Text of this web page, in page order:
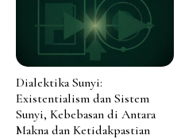
Dialektika Sunyi:
Existentialism dan Sistem
Sunyi, Kebebasan di Antara
Makna dan Ketidakpastian